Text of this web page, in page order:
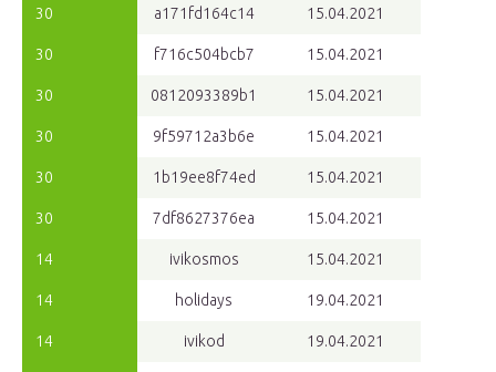
30 a171fd164c14 15.04.2021
30 f716c504bcb7 15.04.2021
30 0812093389b1 15.04.2021
30 9f59712a3b6e 15.04.2021
30 1b19ee8f74ed 15.04.2021
30 7df8627376ea 15.04.2021
14 ivikosmos 15.04.2021
14 holidays 19.04.2021
14 ivikod 19.04.2021